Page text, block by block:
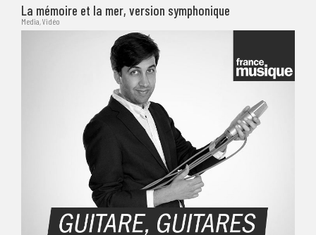
La mémoire et la mer, version symphonique
Media,Vidéo